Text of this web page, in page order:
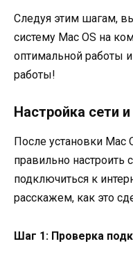
Следуя этим шагам,
систему Mac OS на
оптимальной работы
работы!
Настройка сети
После установки Mac
правильно настроить
подключиться к
расскажем, как это
Шаг 1: Проверка